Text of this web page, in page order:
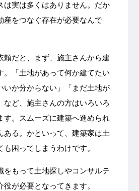
は実は多くはありません。だか
産をつなぐ存在が必要なんで
頼だと、まず、施主さんから建
。「土地があって何か建てたい
いか分からない」「まだ土地が
など、施主さんの方はいろいろ
す。スムーズに建築へ進められ
ある。かといって、建築家は土
困ってしまうわけです。
をもって土地探しやコンサルテ
役が必要となってきます。